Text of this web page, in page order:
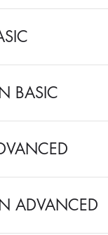
BASIC
ADVANCED